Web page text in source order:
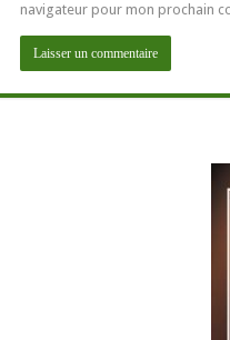
navigateur pour mon prochain